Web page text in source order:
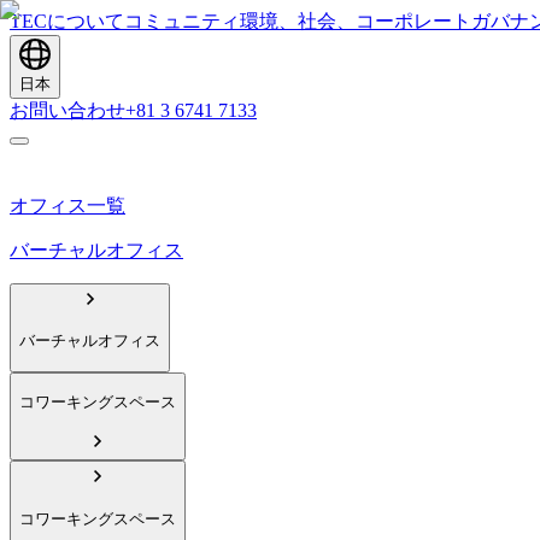
TECについて コミュニティ環境、社会、コーポレートガバナ
日本
お問い合わせ+81 3 6741 7133
オフィス一覧
バーチャルオフィス
バーチャルオフィス
コワーキングスペース
コワーキングスペース